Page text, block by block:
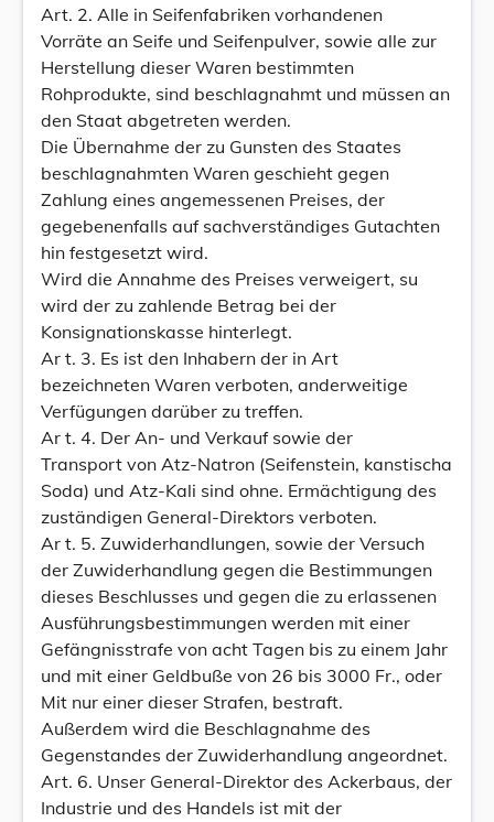
Art. 2. Alle in Seifenfabriken vorhandenen
Vorräte an Seife und Seifenpulver, sowie alle zur
Herstellung dieser Waren bestimmten
Rohprodukte, sind beschlagnahmt und müssen an
den Staat abgetreten werden.
Die Übernahme der zu Gunsten des Staates
beschlagnahmten Waren geschieht gegen
Zahlung eines angemessenen Preises, der
gegebenenfalls auf sachverständiges Gutachten
hin festgesetzt wird.
Wird die Annahme des Preises verweigert, su
wird der zu zahlende Betrag bei der
Konsignationskasse hinterlegt.
Ar t. 3. Es ist den Inhabern der in Art
bezeichneten Waren verboten, anderweitige
Verfügungen darüber zu treffen.
Ar t. 4. Der An- und Verkauf sowie der
Transport von Atz-Natron (Seifenstein, kanstischa
Soda) und Atz-Kali sind ohne. Ermächtigung des
zuständigen General-Direktors verboten.
Ar t. 5. Zuwiderhandlungen, sowie der Versuch
der Zuwiderhandlung gegen die Bestimmungen
dieses Beschlusses und gegen die zu erlassenen
Ausführungsbestimmungen werden mit einer
Gefängnisstrafe von acht Tagen bis zu einem Jahr
und mit einer Geldbuße von 26 bis 3000 Fr., oder
Mit nur einer dieser Strafen, bestraft.
Außerdem wird die Beschlagnahme des
Gegenstandes der Zuwiderhandlung angeordnet.
Art. 6. Unser General-Direktor des Ackerbaus, der
Industrie und des Handels ist mit der